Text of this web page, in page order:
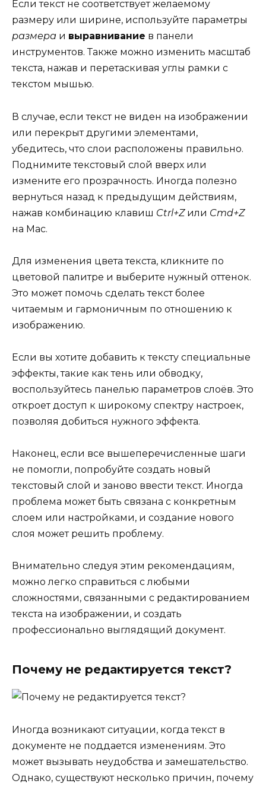
Если текст не соответствует желаемому
размеру или ширине, используйте параметры
размера и выравнивание в панели
инструментов. Также можно изменить масштаб
текста, нажав и перетаскивая углы рамки с
текстом мышью.
В случае, если текст не виден на изображении
или перекрыт другими элементами,
убедитесь, что слои расположены правильно.
Поднимите текстовый слой вверх или
измените его прозрачность. Иногда полезно
вернуться назад к предыдущим действиям,
нажав комбинацию клавиш Ctrl+Zили Cmd+Z
на Mac.
Для изменения цвета текста, кликните по
цветовой палитре и выберите нужный оттенок.
Это может помочь сделать текст более
читаемым и гармоничным по отношению к
изображению.
Если вы хотите добавить к тексту специальные
эффекты, такие как тень или обводку,
воспользуйтесь панелью параметров слоёв. Это
откроет доступ к широкому спектру настроек,
позволяя добиться нужного эффекта.
Наконец, если все вышеперечисленные шаги
не помогли, попробуйте создать новый
текстовый слой и заново ввести текст. Иногда
проблема может быть связана с конкретным
слоем или настройками, и создание нового
слоя может решить проблему.
Внимательно следуя этим рекомендациям,
можно легко справиться с любыми
сложностями, связанными с редактированием
текста на изображении, и создать
профессионально выглядящий документ.
Почему не редактируется текст?
Иногда возникают ситуации, когда текст в
документе не поддается изменениям. Это
может вызывать неудобства и замешательство.
Однако, существуют несколько причин, почему